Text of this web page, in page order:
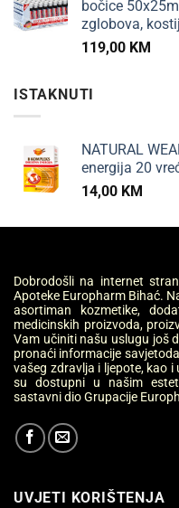
bočice
zglobova,
119,00 KM
ISTAKNUTI
NATURAL
energija 20
14,00 KM
Dobrodošli na internet
Apoteke Europharm Bihać.
asortiman kozmetike,
medicinskih proizvoda,
Vam učiniti našu uslugu još
pronaći informacije
vašeg zdravlja i ljepote, kao
su dostupni u našim
sastavni dio Grupacije
UVJETI KORIŠTENJA